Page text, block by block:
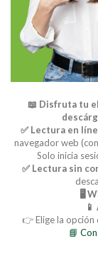
📖 Disfruta tu
✅ Lectura en
navegador web
Solo inicia
✅ Lectura sin
🖥️
👉 Elige la
📘